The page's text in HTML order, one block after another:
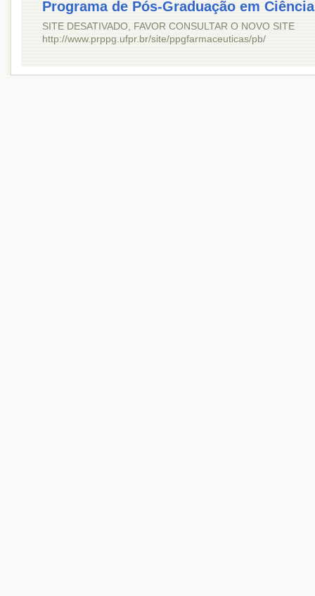
Programa de Pós-Graduação em
SITE DESATIVADO, FAVOR CONSULTAR O NOVO SITE
http://www.prppg.ufpr.br/site/ppgfarmaceuticas/pb/